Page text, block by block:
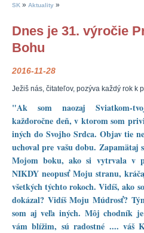
SK » Aktuality »
Dnes je 31. výročie
Bohu
2016-11-28
Ježiš nás, čitateľov, pozýva každý rok k
"Ak som naozaj Sviatkom-
každoročne deň, v ktorom som
iných do Svojho Srdca. Objav tie
uchoval pre vašu dobu.
Mojom boku, ako si vytrvala v
NIKDY neopusť Moju stranu,
všetkých týchto rokoch. Vidíš, ako
dokázal? Vidíš Moju Múdrosť?
som aj veľa iných. Môj chodník
vám blížim, sú radostné .... váš